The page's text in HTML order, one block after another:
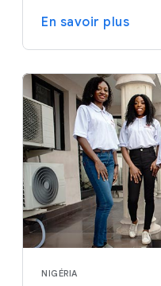
En savoir plus
NIGÉRIA